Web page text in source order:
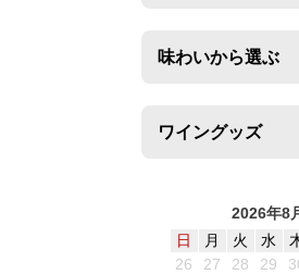
味わいから選ぶ
ワイングッズ
2026年8
日
月 火 水
26
27 28 29